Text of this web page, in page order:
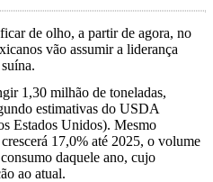
de olho, a partir de agora, no
vão assumir a liderança
1,30 milhão de toneladas,
estimativas do USDA
Estados Unidos). Mesmo
17,0% até 2025, o volume
daquele ano, cujo
ao atual.